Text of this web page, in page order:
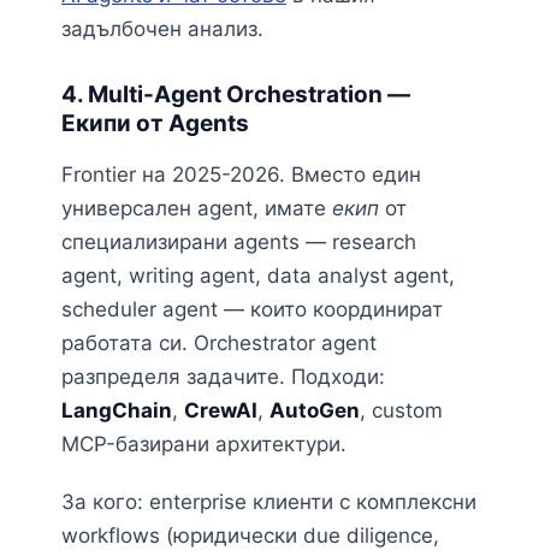
задълбочен анализ.
4. Multi-Agent Orchestration —
Екипи от Agents
Frontier на 2025-2026. Вместо един
универсален agent, имате екип от
специализирани agents — research
agent, writing agent, data analyst agent,
scheduler agent — които координират
работата си. Orchestrator agent
разпределя задачите. Подходи:
LangChain, CrewAI, AutoGen, custom
MCP-базирани архитектури.
За кого: enterprise клиенти с комплексни
workflows (юридически due diligence,